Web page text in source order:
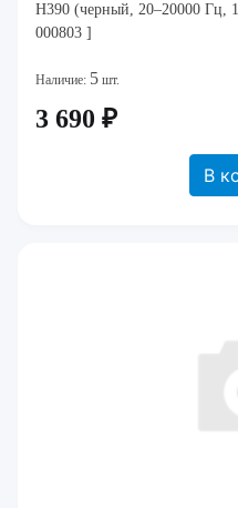
H390 (черный, 20–20000 Гц,
000803 ]
Наличие: 5 шт.
3 690 ₽
В